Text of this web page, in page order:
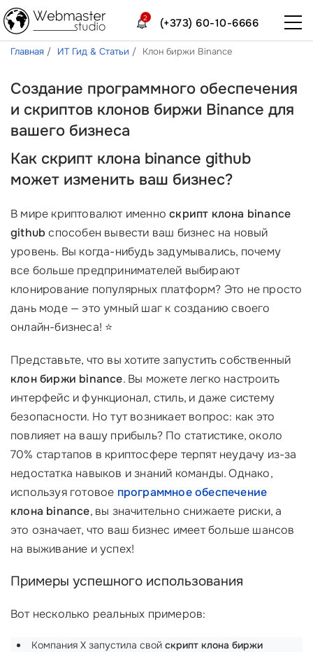
(+373) 60-10-6666
2
Главная ИТ Гид & Статьи Клон биржи Binance
Создание программного обеспечения
и скриптов клонов биржи Binance для
вашего бизнеса
Как скрипт клона binance github
может изменить ваш бизнес?
В мире криптовалют именноскрипт клона binance
github способен вывести ваш бизнес на новый
уровень. Вы когда-нибудь задумывались, почему
все больше предпринимателей выбирают
клонирование популярных платформ? Это не просто
дань моде — это умный шаг к созданию своего
онлайн-бизнеса! ⭐
Представьте, что вы хотите запустить собственный
клон биржи binance. Вы можете легко настроить
интерфейс и функционал, стиль, и даже систему
безопасности. Но тут возникает вопрос: как это
повлияет на вашу прибыль? По статистике, около
70% стартапов в криптосфере терпят неудачу из-за
недостатка навыков и знаний команды. Однако,
используя готовое программное обеспечение
клона binance, вы значительно снижаете риски, а
это означает, что ваш бизнес имеет больше шансов
на выживание и успех!
Примеры успешного использования
Вот несколько реальных примеров:
Компания X запустила свой скрипт клона биржи